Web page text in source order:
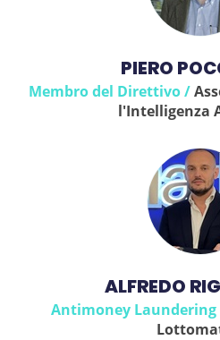
PIERO
Membro del Direttivo /
l'Intelligenza
ALFREDO
Antimoney Laundering